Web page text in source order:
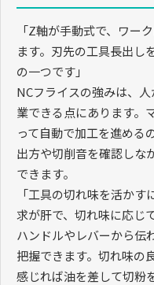
「Z軸が手動式で、ワー
ます。刃先の工具長出し
の一つです」
NCフライスの強みは、
業できる点にあります。
って自動で加工を進める
出方や切削音を確認しな
できます。
「工具の切れ味を活か
求が肝で、切れ味に応じ
ハンドルやレバーから伝
把握できます。切れ味の
感じれば油を差して切粉